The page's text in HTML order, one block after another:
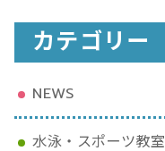
カテゴリー
NEWS
水泳・スポーツ教室